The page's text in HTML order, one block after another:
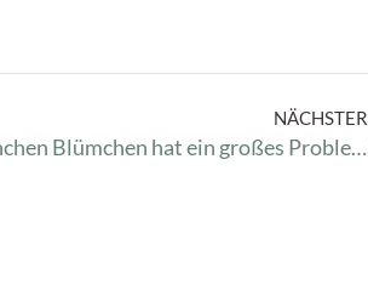
NÄCHSTER
Fundkaninchen Blümchen hat ein großes Problem